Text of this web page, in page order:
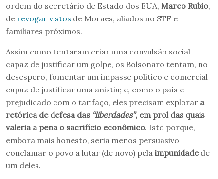
ordem do secretário de Estado dos EUA, Marco Rubio,
de revogar vistos de Moraes, aliados no STF e
familiares próximos.
Assim como tentaram criar uma convulsão social
capaz de justificar um golpe, os Bolsonaro tentam, no
desespero, fomentar um impasse político e comercial
capaz de justificar uma anistia; e, como o país é
prejudicado com o tarifaço, eles precisam explorar a
retórica de defesa das “liberdades”, em prol das quais
valeria a pena o sacrifício econômico. Isto porque,
embora mais honesto, seria menos persuasivo
conclamar o povo a lutar (de novo) pela impunidadede
um deles.